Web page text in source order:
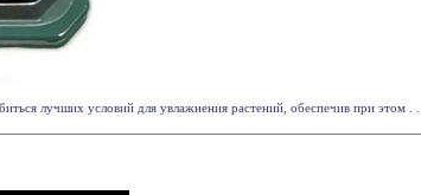
лучших условий для увлажнения растений, обеспечив при этом . . .